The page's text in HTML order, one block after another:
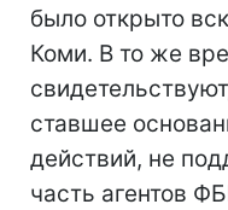
было открыто
Коми. В то же
ставшее
действий, не
часть агентов